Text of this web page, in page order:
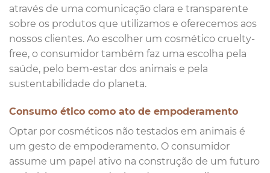
através de uma comunicação clara e transparente
sobre os produtos que utilizamos e oferecemos aos
nossos clientes. Ao escolher um cosmético cruelty-
free, o consumidor também faz uma escolha pela
saúde, pelo bem-estar dos animais e pela
sustentabilidade do planeta.
Consumo ético como ato de empoderamento
Optar por cosméticos não testados em animais é
um gesto de empoderamento. O consumidor
assume um papel ativo na construção de um futuro